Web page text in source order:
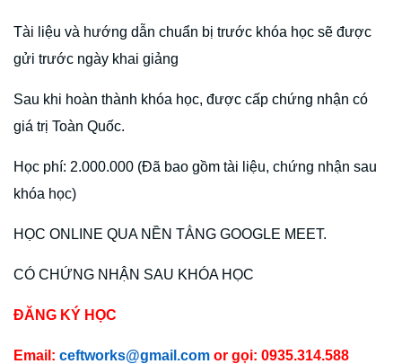
Tài liệu và hướng dẫn chuẩn bị trước khóa học sẽ được
gửi trước ngày khai giảng
Sau khi hoàn thành khóa học, được cấp chứng nhận có
giá trị Toàn Quốc.
Học phí: 2.000.000 (Đã bao gồm tài liệu, chứng nhận sau
khóa học)
HỌC ONLINE QUA NỀN TẲNG GOOGLE MEET.
CÓ CHỨNG NHẬN SAU KHÓA HỌC
ĐĂNG KÝ HỌC
Email: ceftworks@gmail.com or gọi: 0935.314.588